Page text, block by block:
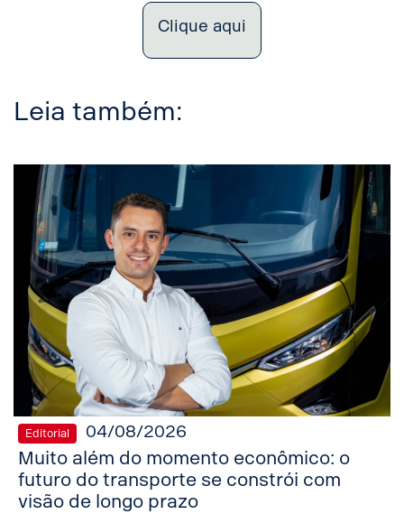
Clique aqui
Leia também:
Editorial 04/08/2026
Muito além do momento econômico: o
futuro do transporte se constrói com
visão de longo prazo